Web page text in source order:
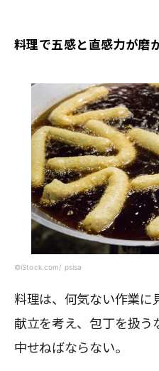
料理で五感と直感力が磨
©iStock.com/ psisa
料理は、何気ない作業に
献立を考え、包丁を扱う
中せねばならない。